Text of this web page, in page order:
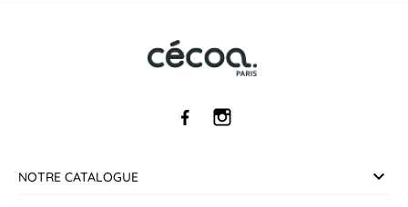
NOTRE CATALOGUE